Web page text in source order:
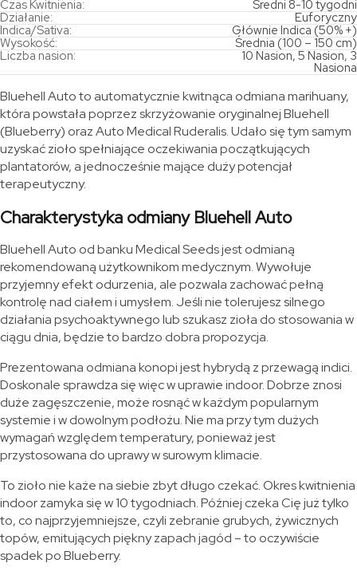
Czas Kwitnienia:
Średni 8-10 tygodni
Działanie:
Euforyczny
Indica/Sativa:
Głównie Indica (50% +)
Wysokość:
Średnia (100 – 150 cm)
Liczba nasion:
10 Nasion, 5 Nasion, 3
Nasiona
Bluehell Auto to automatycznie kwitnąca odmiana marihuany,
która powstała poprzez skrzyżowanie oryginalnej Bluehell
(Blueberry) oraz Auto Medical Ruderalis. Udało się tym samym
uzyskać zioło spełniające oczekiwania początkujących
plantatorów, a jednocześnie mające duży potencjał
terapeutyczny.
Charakterystyka odmiany Bluehell Auto
Bluehell Auto od banku Medical Seeds jest odmianą
rekomendowaną użytkownikom medycznym. Wywołuje
przyjemny efekt odurzenia, ale pozwala zachować pełną
kontrolę nad ciałem i umysłem. Jeśli nie tolerujesz silnego
działania psychoaktywnego lub szukasz zioła do stosowania w
ciągu dnia, będzie to bardzo dobra propozycja.
Prezentowana odmiana konopi jest hybrydą z przewagą indici.
Doskonale sprawdza się więc w uprawie indoor. Dobrze znosi
duże zagęszczenie, może rosnąć w każdym popularnym
systemie i w dowolnym podłożu. Nie ma przy tym dużych
wymagań względem temperatury, ponieważ jest
przystosowana do uprawy w surowym klimacie.
To zioło nie każe na siebie zbyt długo czekać. Okres kwitnienia
indoor zamyka się w 10 tygodniach. Później czeka Cię już tylko
to, co najprzyjemniejsze, czyli zebranie grubych, żywicznych
topów, emitujących piękny zapach jagód – to oczywiście
spadek po Blueberry.